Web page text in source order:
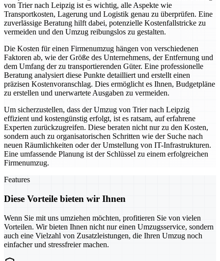
von Trier nach Leipzig ist es wichtig, alle Aspekte wie
Transportkosten, Lagerung und Logistik genau zu überprüfen. Eine
zuverlässige Beratung hilft dabei, potenzielle Kostenfallstricke zu
vermeiden und den Umzug reibungslos zu gestalten.
Die Kosten für einen Firmenumzug hängen von verschiedenen
Faktoren ab, wie der Größe des Unternehmens, der Entfernung und
dem Umfang der zu transportierenden Güter. Eine professionelle
Beratung analysiert diese Punkte detailliert und erstellt einen
präzisen Kostenvoranschlag. Dies ermöglicht es Ihnen, Budgetpläne
zu erstellen und unerwartete Ausgaben zu vermeiden.
Um sicherzustellen, dass der Umzug von Trier nach Leipzig
effizient und kostengünstig erfolgt, ist es ratsam, auf erfahrene
Experten zurückzugreifen. Diese beraten nicht nur zu den Kosten,
sondern auch zu organisatorischen Schritten wie der Suche nach
neuen Räumlichkeiten oder der Umstellung von IT-Infrastrukturen.
Eine umfassende Planung ist der Schlüssel zu einem erfolgreichen
Firmenumzug.
Features
Diese Vorteile bieten wir Ihnen
Wenn Sie mit uns umziehen möchten, profitieren Sie von vielen
Vorteilen. Wir bieten Ihnen nicht nur einen Umzugsservice, sondern
auch eine Vielzahl von Zusatzleistungen, die Ihren Umzug noch
einfacher und stressfreier machen.